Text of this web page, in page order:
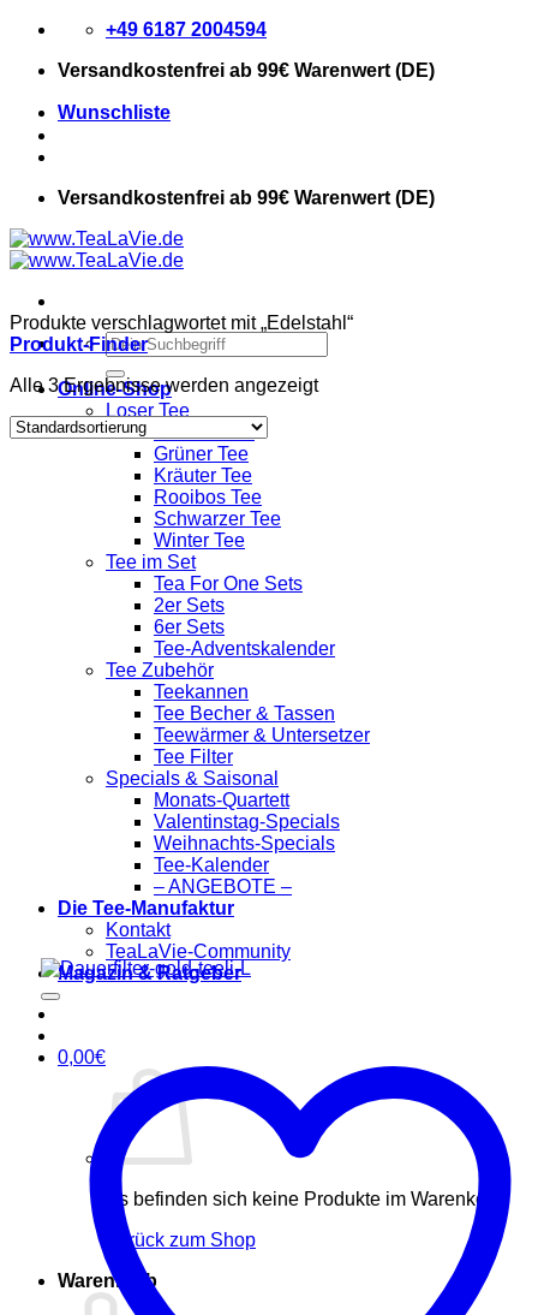
Zum
springen
+49 6187 2004594
Versandkostenfrei ab 99€ Warenwert (DE)
Wunschliste
Versandkostenfrei ab 99€ Warenwert (DE)
Suchen
nach:
Online-Shop
Loser Tee
Früchte Tee
Grüner Tee
Kräuter Tee
Rooibos Tee
Schwarzer Tee
Winter Tee
Tee im Set
Tea For One Sets
2er Sets
6er Sets
Tee-Adventskalender
Tee Zubehör
Teekannen
Tee Becher & Tassen
Teewärmer & Untersetzer
Tee Filter
Specials & Saisonal
Monats-Quartett
Valentinstag-Specials
Weihnachts-Specials
Tee-Kalender
– ANGEBOTE –
Die Tee-Manufaktur
Kontakt
TeaLaVie-Community
Magazin & Ratgeber
0,00€
Es befinden sich keine Produkte im Warenkorb.
Zurück zum Shop
Warenkorb
Produkte verschlagwortet mit „Edelstahl“
Produkt-Finder
Alle 3 Ergebnisse werden angezeigt